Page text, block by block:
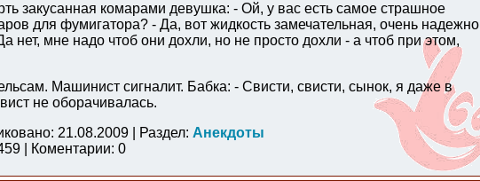
закусанная комарами девушка: - Ой, у вас есть самое страшное
для фумигатора? - Да, вот жидкость замечательная, очень надежно
нет, мне надо чтоб они дохли, но не просто дохли - а чтоб при этом,
Машинист сигналит. Бабка: - Свисти, свисти, сынок, я даже в
не оборачивалась.
21.08.2009 | Раздел: Анекдоты
| Коментарии: 0